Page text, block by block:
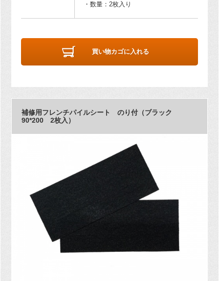
・数量：2枚入り
買い物カゴに入れる
補修用フレンチパイルシート のり付（ブラック
90*200 2枚入）